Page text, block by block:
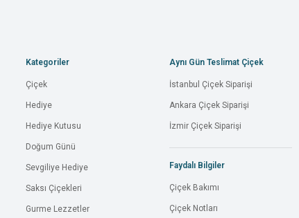
Kategoriler
Çiçek
Hediye
Hediye Kutusu
Doğum Günü
Sevgiliye Hediye
Saksı Çiçekleri
Gurme Lezzetler
Aynı Gün Teslimat Çiçek
İstanbul Çiçek Siparişi
Ankara Çiçek Siparişi
İzmir Çiçek Siparişi
Faydalı Bilgiler
Çiçek Bakımı
Çiçek Notları